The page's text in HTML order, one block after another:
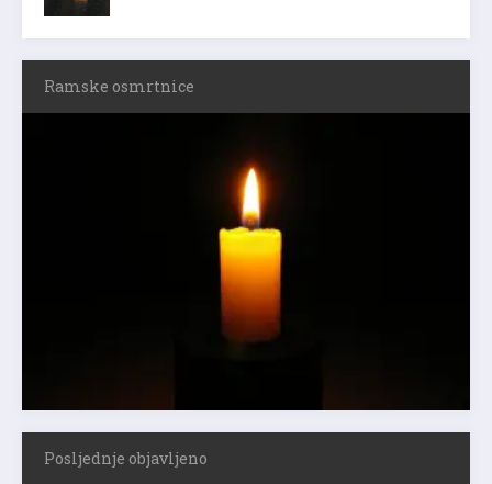
Ramske osmrtnice
Posljednje objavljeno